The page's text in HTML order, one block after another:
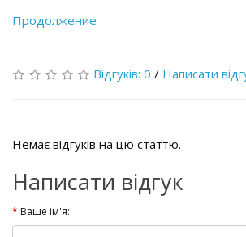
Продолжение
Відгуків: 0 / Написати
Немає відгуків на цю статтю.
Написати відгук
Ваше ім'я: